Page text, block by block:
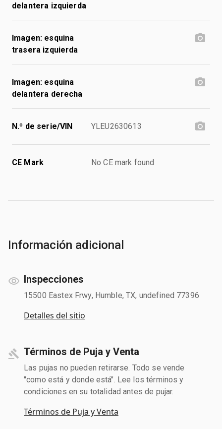
delantera izquierda
Imagen: esquina
trasera izquierda
Imagen: esquina
delantera derecha
N.º de serie/VIN YLEU2630613
CE Mark No CE mark found
Información adicional
Inspecciones
15500 Eastex Frwy, Humble, TX, undefined 77396
Detalles del sitio
Términos de Puja y Venta
Las pujas no pueden retirarse. Todo se vende
"como está y donde está". Lee los términos y
condiciones en su totalidad antes de pujar.
Términos de Puja y Venta